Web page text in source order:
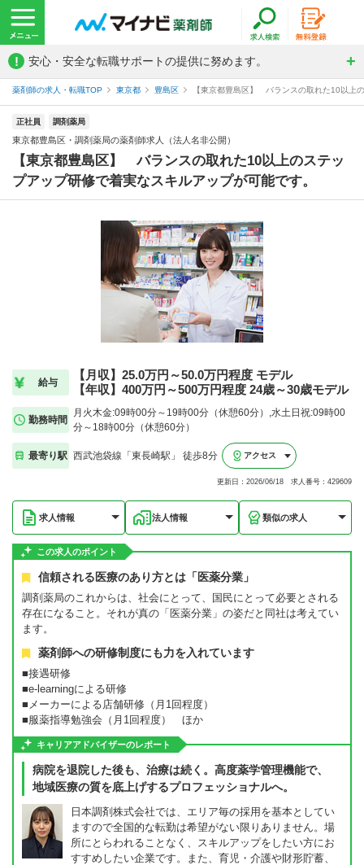
! 安心・安全な転職サポートの提供に努めます。
薬剤師の求人・転職TOP 東京都 豊島区 【東京都豊島区】 バランスの取れた10以上
正社員 調剤薬局
東京都豊島区・調剤薬局の薬剤師求人（法人名非公開）
【東京都豊島区】 バランスの取れた10以上のステッ
プアップ研修で着実なスキルアップが可能です。
給与
【月収】25.0万円～50.0万円程度 モデル
【年収】400万円～500万円程度 24歳～30歳モデル
勤務時間
月火木金:09時00分～19時00分（休憩60分）,水土日祝:09時00
分～18時00分（休憩60分）
最寄り駅 西武池袋線「東長崎駅」 徒歩8分 アクセス
更新日：2026/06/18 求人番号：429609
求人情報 法人情報 類似の求人
この求人のポイント
信頼される医療のあり方とは「医薬分業」
調剤薬局のこれからは、社会にとって、国民にとって必要とされる
存在になること。それが真の「医薬分業」の姿だと同社は考えてい
ます。
薬剤師への研修制度にも力を入れています
■接遇研修
■e-learningによる研修
■メーカーによる店舗研修（月1回程度）
■服薬指導勉強会（月1回程度） ほか
キャリアアドバイザーのレポート
病院を退院した後も、治療は続く。高度薬学管理機能で、
地域医療の質を底上げするプロフェッショナルへ。
日本調剤株式会社では、エリア毎の採用を基本としてい
ますので全国的な転勤は希望がない限りありません。場
所にとらわれることなく、スキルアップをしたい方にお
すすめしたい企業です。また、育児・介護や財形貯蓄、